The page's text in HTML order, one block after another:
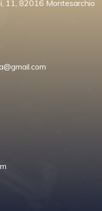
11, 82016 Montesarchio